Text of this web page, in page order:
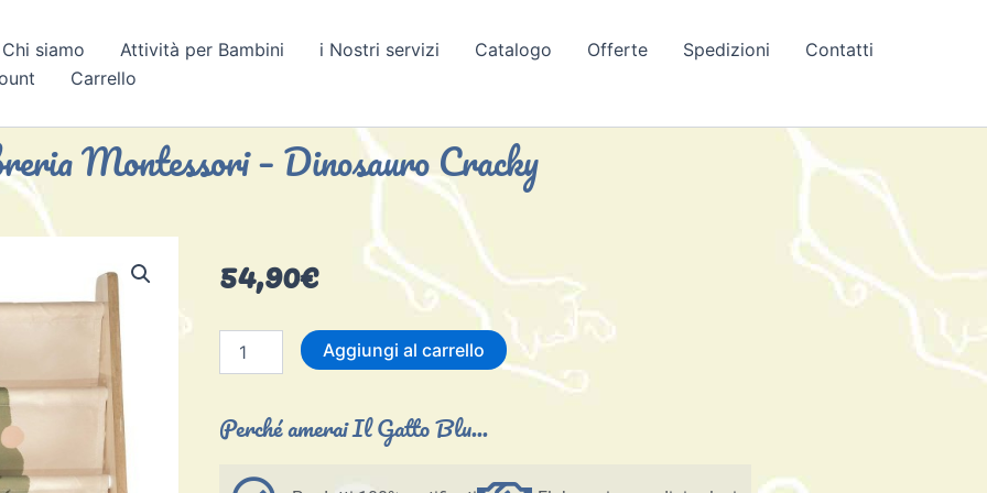
Chi siamo Attività per Bambini i Nostri servizi Catalogo Offerte Spedizioni
Contatti
Carrello
Montessori – Dinosauro Cracky
54,90€
Montessori
Cracky
Aggiungi al carrello
Perché amerai Il Gatto Blu...